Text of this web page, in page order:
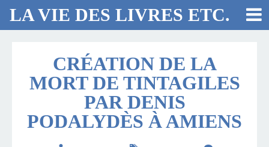
LA VIE DES LIVRES ETC.
CRÉATION DE LA
MORT DE TINTAGILES
PAR DENIS
PODALYDÈS À AMIENS